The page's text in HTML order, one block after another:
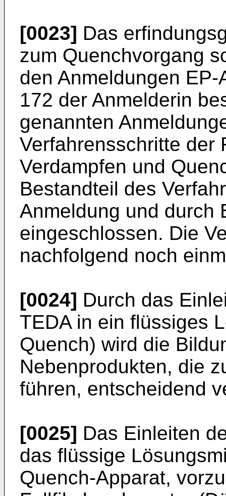
[0023] Das
zum Quenchvorgang
den Anmeldungen EP-
172 der Anmelderin
genannten
Verfahrensschritte der
Verdampfen und
Bestandteil des
Anmeldung und durch
eingeschlossen. Die
nachfolgend noch
[0024] Durch das
TEDA in ein flüssiges
Quench) wird die
Nebenprodukten, die
führen, entscheidend
[0025] Das Einleiten
das flüssige
Quench-Apparat,